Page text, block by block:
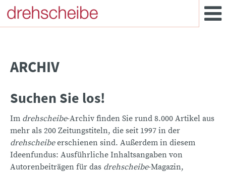
ARCHIV
Suchen Sie los!
Im drehscheibe-Archiv finden Sie rund 8.000 Artikel aus
mehr als 200 Zeitungstiteln, die seit 1997 in der
drehscheibeerschienen sind. Außerdem in diesem
Ideenfundus: Ausführliche Inhaltsangaben von
Autorenbeiträgen für das drehscheibe-Magazin,